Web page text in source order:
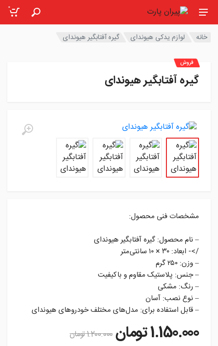
0
خانه لوازم یدکی هیوندای گیره آفتابگیر هیوندای
گیره آفتابگیر هیوندای
مشخصات فنی محصول:
– نام محصول: گیره آفتابگیر هیوندای
/>- ابعاد: ۳۰ × ۱۰ سانتی‌متر
– وزن: ۲۵۰ گرم
– جنس: پلاستیک مقاوم و باکیفیت
– رنگ: مشکی
– نوع نصب: آسان
– قابل استفاده برای: مدل‌های مختلف خودروهای هیوندای
فروش
1.150.000تومان 1.200.000تومان